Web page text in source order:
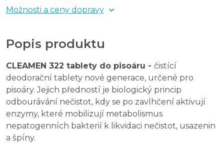
Možnosti a ceny dopravy
Popis produktu
CLEAMEN 322 tablety do pisoáru - čistící
deodorační tablety nové generace, určené pro
pisoáry. Jejich předností je biologický princip
odbourávání nečistot, kdy se po zavlhčení aktivují
enzymy, které mobilizují metabolismus
nepatogenních bakterií k likvidaci nečistot, usazenin
a špíny.